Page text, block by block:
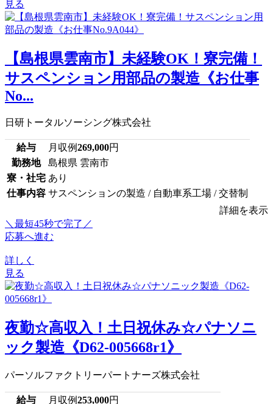
見る
【島根県雲南市】未経験OK！寮完備！
サスペンション用部品の製造《お仕事
No...
日研トータルソーシング株式会社
給与 月収例269,000円
勤務地
島根県 雲南市
寮・社宅 あり
仕事内容 サスペンションの製造 / 自動車系工場 / 交替制
詳細を表示
＼最短45秒で完了／
応募へ進む
詳しく
見る
夜勤☆高収入！土日祝休み☆パナソニ
ック製造《D62-005668r1》
パーソルファクトリーパートナーズ株式会社
給与 月収例253,000円